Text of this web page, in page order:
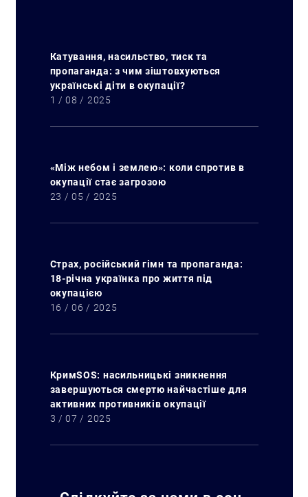
Катування, насильство, тиск та
пропаганда: з чим зіштовхуються
українські діти в окупації?
1 / 08 / 2025
«Між небом і землею»: коли спротив в
окупації стає загрозою
23 / 05 / 2025
Страх, російський гімн та пропаганда:
18-річна українка про життя під
окупацією
16 / 06 / 2025
КримSOS: насильницькі зникнення
завершуються смертю найчастіше для
активних противників окупації
3 / 07 / 2025